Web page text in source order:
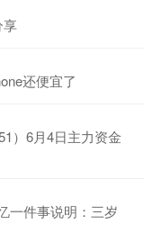
享
还便宜了
）6月4日主力资金
一件事说明：三岁